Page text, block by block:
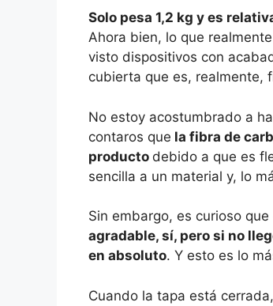
Solo pesa 1,2 kg y es
Ahora bien, lo que
visto dispositivos con
cubierta que es, realmente,
No estoy acostumbrado a
contaros que la fibra de
producto debido a que es
sencilla a un material y, lo
Sin embargo, es curioso
agradable, sí, pero si no
en absoluto. Y esto es lo
Cuando la tapa está cerrada,